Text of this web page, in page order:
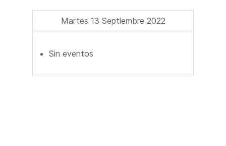
Martes 13 Septiembre 2022
Sin eventos